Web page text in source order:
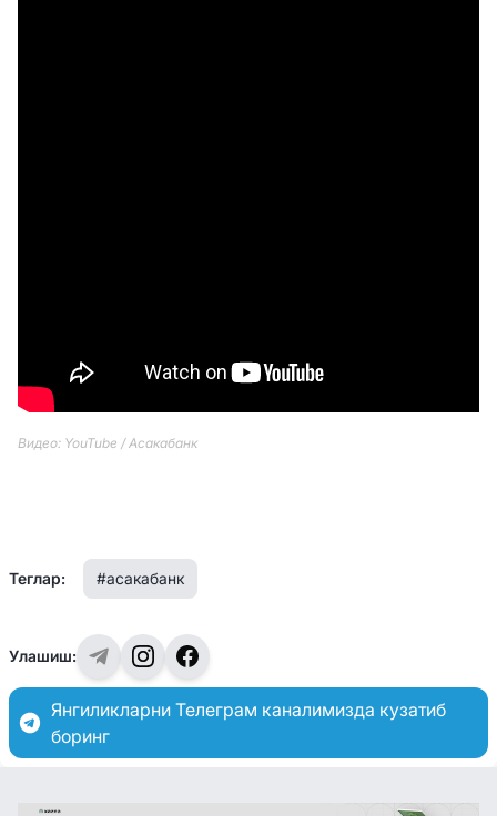
Видео: YouTube / Асакабанк
Теглар: #асакабанк
Улашиш:
Янгиликларни Телеграм каналимизда кузатиб
боринг